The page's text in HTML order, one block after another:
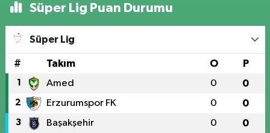
Süper Lig Puan Durumu
Süper Lig
# Takım O P
1 Amed 0 0
2 Erzurumspor FK 0 0
3 Başakşehir 0 0